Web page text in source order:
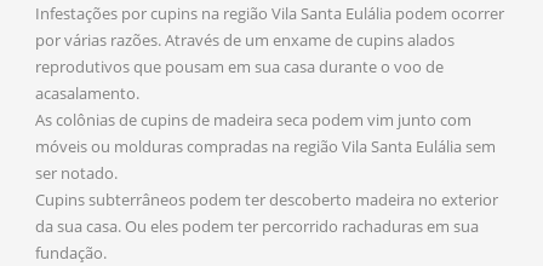
Infestações por cupins na região Vila Santa Eulália podem ocorrer
por várias razões. Através de um enxame de cupins alados
reprodutivos que pousam em sua casa durante o voo de
acasalamento.
As colônias de cupins de madeira seca podem vim junto com
móveis ou molduras compradas na região Vila Santa Eulália sem
ser notado.
Cupins subterrâneos podem ter descoberto madeira no exterior
da sua casa. Ou eles podem ter percorrido rachaduras em sua
fundação.